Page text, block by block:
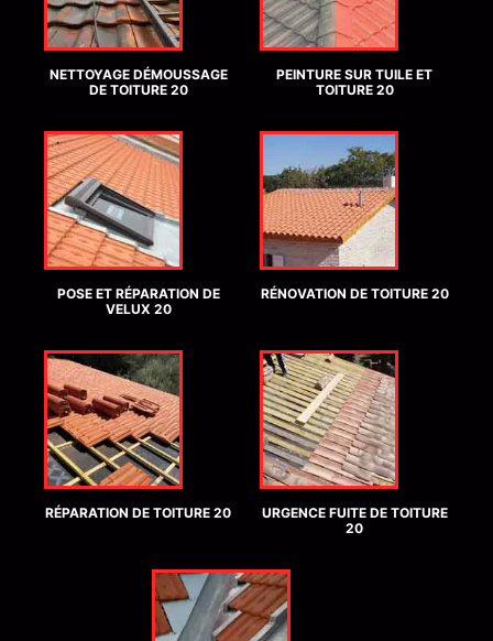
NETTOYAGE DÉMOUSSAGE
DE TOITURE 20
PEINTURE SUR TUILE ET
TOITURE 20
POSE ET RÉPARATION DE
VELUX 20
RÉNOVATION DE TOITURE 20
RÉPARATION DE TOITURE 20
URGENCE FUITE DE TOITURE
20